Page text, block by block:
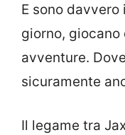
E sono
giorno,
avventure.
sicuramente
Il legame tra